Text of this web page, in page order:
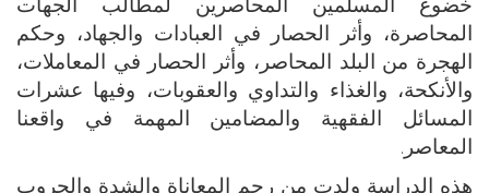
المحاصرة، وأثر الحصار في العبادات والجهاد، وحكم
الهجرة من البلد المحاصر، وأثر الحصار في المعاملات،
والأنكحة، والغذاء والتداوي والعقوبات، وفيها عشرات
المسائل الفقهية والمضامين المهمة في واقعنا
المعاصر.
هذه الدراسة ولدت من رحم المعاناة والشدة والحروب